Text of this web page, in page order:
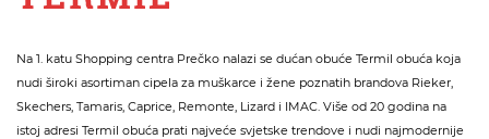
Na 1. katu Shopping centra Prečko nalazi se dućan obuće Termil obuća koja
nudi široki asortiman cipela za muškarce i žene poznatih brandova Rieker,
Skechers, Tamaris, Caprice, Remonte, Lizard i IMAC. Više od 20 godina na
istoj adresi Termil obuća prati najveće svjetske trendove i nudi najmodernije